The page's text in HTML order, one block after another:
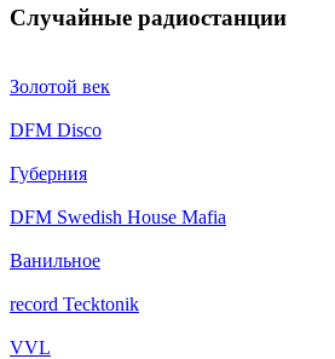
Случайные радиостанции
Золотой век
DFM Disco
Губерния
DFM Swedish House Mafia
Ванильное
record Tecktonik
VVL